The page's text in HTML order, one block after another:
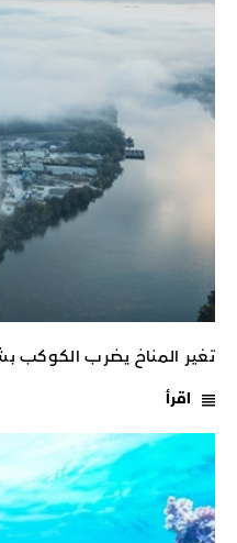
تغير المناخ يضرب الكوكب
اقرأ